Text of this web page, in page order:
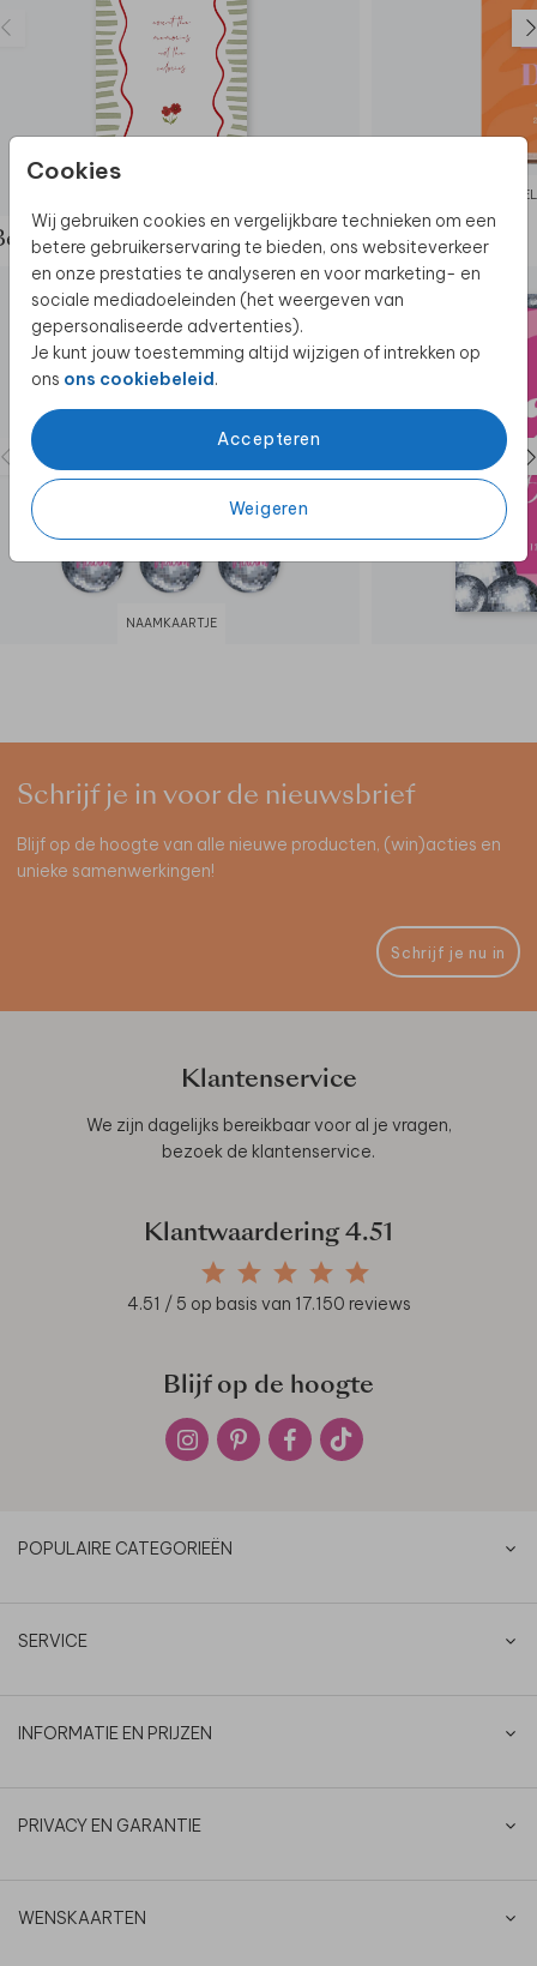
Cookies
Wij gebruiken cookies en vergelijkbare technieken om een
betere gebruikerservaring te bieden, ons websiteverkeer
en onze prestaties te analyseren en voor marketing- en
sociale mediadoeleinden (het weergeven van
gepersonaliseerde advertenties).
Je kunt jouw toestemming altijd wijzigen of intrekken op
ons ons cookiebeleid.
Accepteren
Weigeren
de complete set
NAAMKAARTJE
Schrijf je in voor de nieuwsbrief
Blijf op de hoogte van alle nieuwe producten, (win)acties en
unieke samenwerkingen!
Schrijf je nu in
Klantenservice
We zijn dagelijks bereikbaar voor al je vragen,
bezoek de klantenservice.
Klantwaardering 4.51
4.51 / 5 op basis van 17.150 reviews
Blijf op de hoogte
POPULAIRE CATEGORIEËN
SERVICE
INFORMATIE EN PRIJZEN
PRIVACY EN GARANTIE
WENSKAARTEN